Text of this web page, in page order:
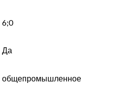
6;0
Да
общепромышленное